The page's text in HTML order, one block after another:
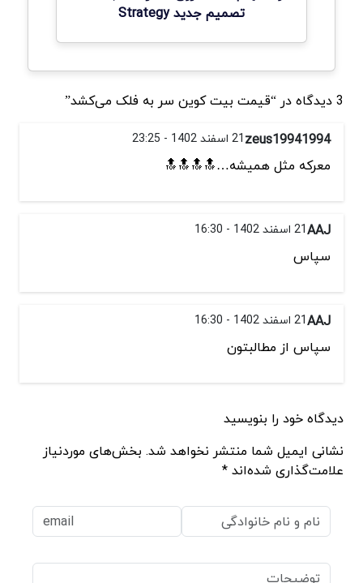
تصمیم جدید Strategy
3 دیدگاه در “قیمت بیت کوین سر به فلک می‌کشد”
zeus1994199421 اسفند 1402 - 23:25
معرکه مثل همیشه…🔝🔝🔝🔝
AAJ21 اسفند 1402 - 16:30
سپاس
AAJ21 اسفند 1402 - 16:30
سپاس از مطالبتون
دیدگاه خود را بنویسید
نشانی ایمیل شما منتشر نخواهد شد. بخش‌های موردنیاز
علامت‌گذاری شده‌اند *